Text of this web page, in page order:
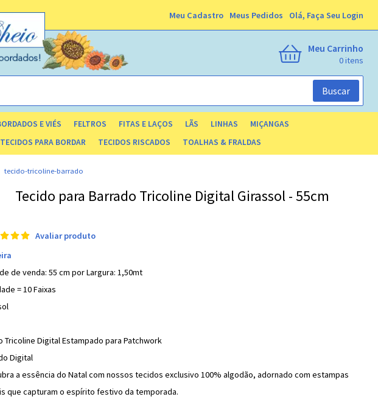
Meu Cadastro Meus Pedidos Olá, Faça Seu Login
Buscar
Meu Carrinho
0
E VIÉS FELTROS FITAS E LAÇOS LÃS LINHAS
MIÇANGAS
TECIDOS PARA BORDAR TECIDOS RISCADOS TOALHAS & FRALDAS
tecido-tricoline-barrado
Tecido para Barrado Tricoline Digital Girassol - 55cm
Avaliar produto
de venda: 55 cm por Largura: 1,50mt
= 10 Faixas
Tricoline Digital Estampado para Patchwork
Digital
a essência do Natal com nossos tecidos exclusivo 100% algodão, adornado com estampas
que capturam o espírito festivo da temporada.